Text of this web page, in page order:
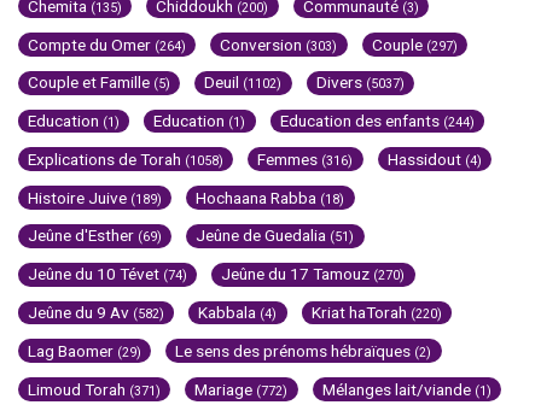
Chemita (135) Chiddoukh (200) Communauté (3)
Compte du Omer (264) Conversion (303) Couple (297)
Couple et Famille (5) Deuil (1102) Divers (5037)
Education (1) Education (1) Education des enfants (244)
Explications de Torah (1058) Femmes (316) Hassidout (4)
Histoire Juive (189) Hochaana Rabba (18)
Jeûne d'Esther (69) Jeûne de Guedalia (51)
Jeûne du 10 Tévet (74) Jeûne du 17 Tamouz (270)
Jeûne du 9 Av (582) Kabbala (4) Kriat haTorah (220)
Lag Baomer (29) Le sens des prénoms hébraïques (2)
Limoud Torah (371) Mariage (772) Mélanges lait/viande (1)